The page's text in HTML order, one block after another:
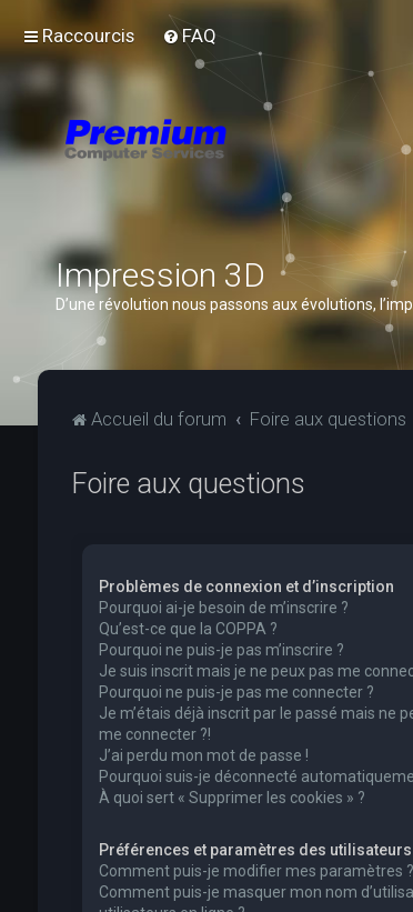
Raccourcis FAQ
Impression 3D
D’une révolution nous passons aux évolutions,
Accueil du forum Foire aux questions
Foire aux questions
Problèmes de connexion et d’inscription
Pourquoi ai-je besoin de m’inscrire ?
Qu’est-ce que la COPPA ?
Pourquoi ne puis-je pas m’inscrire ?
Je suis inscrit mais je ne peux pas me
Pourquoi ne puis-je pas me connecter ?
Je m’étais déjà inscrit par le passé mais ne
me connecter ?!
J’ai perdu mon mot de passe !
Pourquoi suis-je déconnecté
À quoi sert « Supprimer les cookies » ?
Préférences et paramètres des utilisateurs
Comment puis-je modifier mes paramètres ?
Comment puis-je masquer mon nom